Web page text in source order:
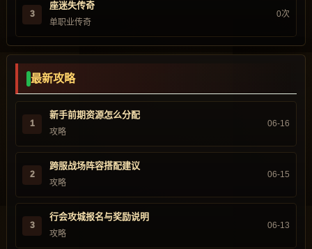
3
座迷失传奇
单职业传奇
0次
最新攻略
1
新手前期资源怎么分配
攻略
06-16
2
跨服战场阵容搭配建议
攻略
06-15
3
行会攻城报名与奖励说明
攻略
06-13